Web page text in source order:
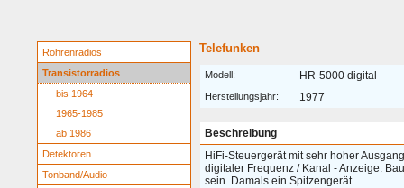
Röhrenradios
Transistorradios
bis 1964
1965-1985
ab 1986
Detektoren
Tonband/Audio
Telefunken
Modell: HR-5000 digital
Herstellungsjahr: 1977
Beschreibung
HiFi-Steuergerät mit sehr hoher
digitaler Frequenz / Kanal - Anzeige.
sein. Damals ein Spitzengerät.